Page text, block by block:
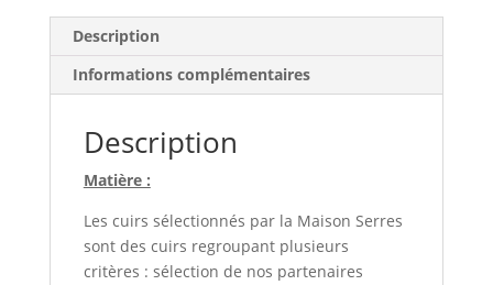
Description
Informations complémentaires
Description
Matière :
Les cuirs sélectionnés par la Maison Serres
sont des cuirs regroupant plusieurs
critères : sélection de nos partenaires